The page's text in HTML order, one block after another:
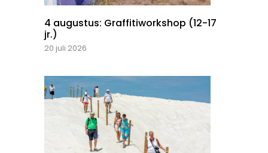
4 augustus: Graffitiworkshop (12-17
jr.)
20 juli 2026